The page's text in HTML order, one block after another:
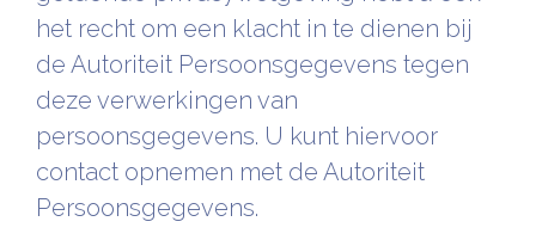
het recht om een klacht in te dienen bij
de Autoriteit Persoonsgegevens tegen
deze verwerkingen van
persoonsgegevens. U kunt hiervoor
contact opnemen met de Autoriteit
Persoonsgegevens.